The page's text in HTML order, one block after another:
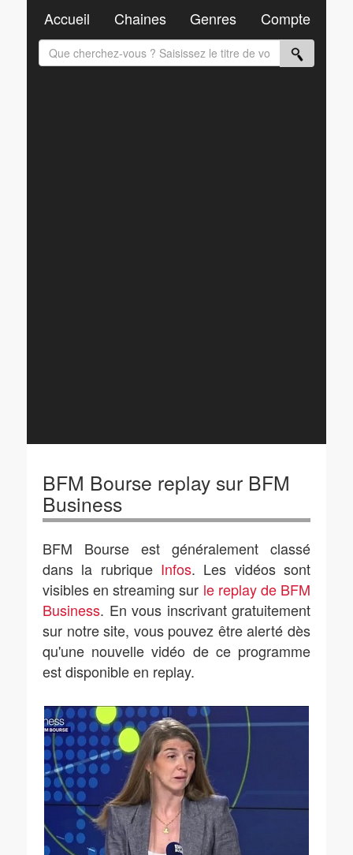
BFM Bourse replay sur BFM
Business
BFM Bourse est généralement classé
dans la rubrique Infos. Les vidéos sont
visibles en streaming sur le replay de BFM
Business. En vous inscrivant gratuitement
sur notre site, vous pouvez être alerté dès
qu'une nouvelle vidéo de ce programme
est disponible en replay.
Accueil Chaines Genres Compte